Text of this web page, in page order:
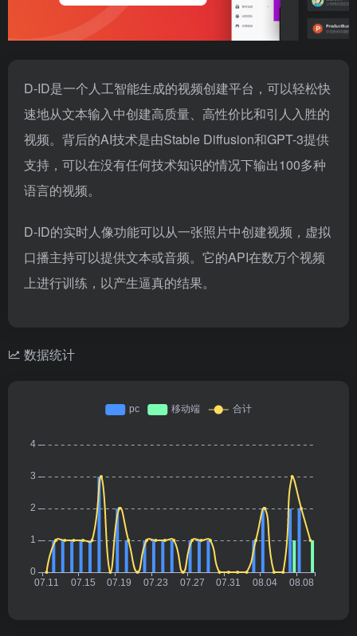
D-ID是一个人工智能生成的视频创建平台，可以轻松快
速地从文本输入中创建高质量、高性价比和引人入胜的
视频。背后的AI技术是由Stable Diffusion和GPT-3提供
支持，可以在没有任何技术知识的情况下输出100多种
语言的视频。
D-ID的实时人像功能可以从一张照片中创建视频，虚拟
口播主持可以提供文本或音频。它的API在数万个视频
上进行训练，以产生逼真的结果。
数据统计